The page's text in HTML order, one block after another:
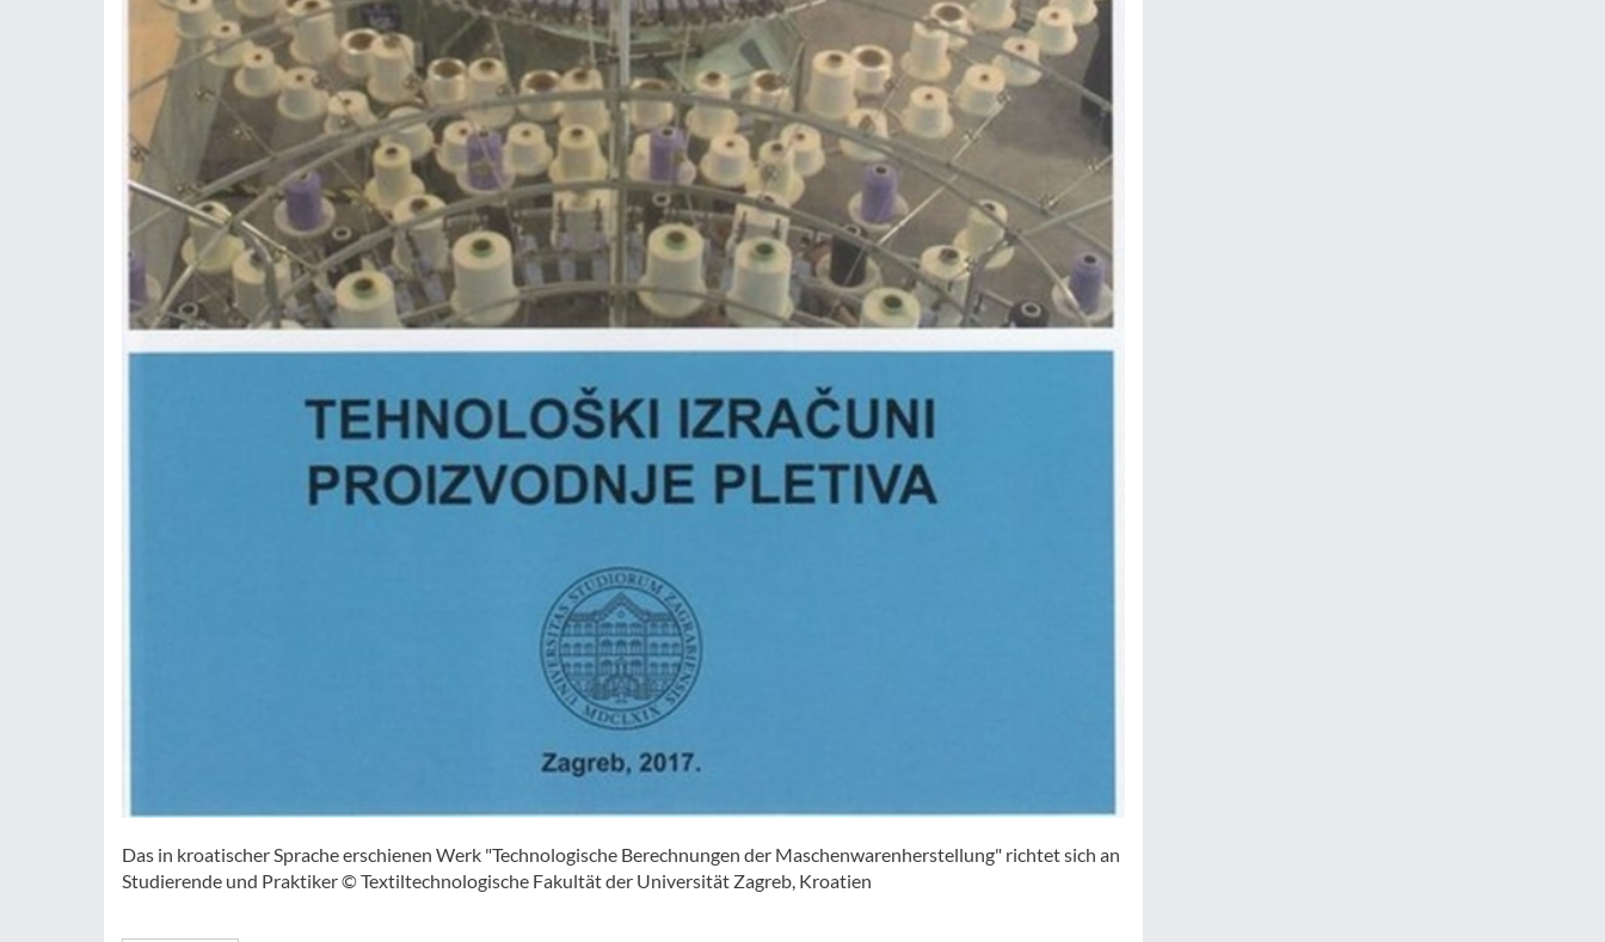
Das in kroatischer Sprache erschienen Werk "Technologische Berechnungen der Maschenwarenherstellung" richtet sich an
Studierende und Praktiker © Textiltechnologische Fakultät der Universität Zagreb, Kroatien